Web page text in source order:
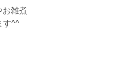
お雑煮
す^^